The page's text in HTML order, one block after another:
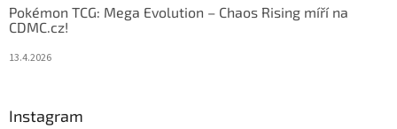
Pokémon TCG: Mega Evolution – Chaos Rising míří na
CDMC.cz!
13.4.2026
Instagram